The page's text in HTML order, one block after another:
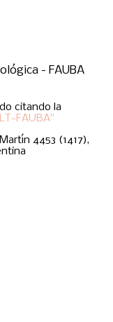
- FAUBA
citando la
FAUBA"
4453 (1417),